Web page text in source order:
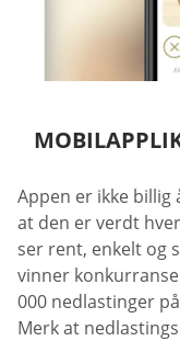
Appen er ikke billig
at den er verdt
ser rent, enkelt og
vinner
000 nedlastinger
Merk at